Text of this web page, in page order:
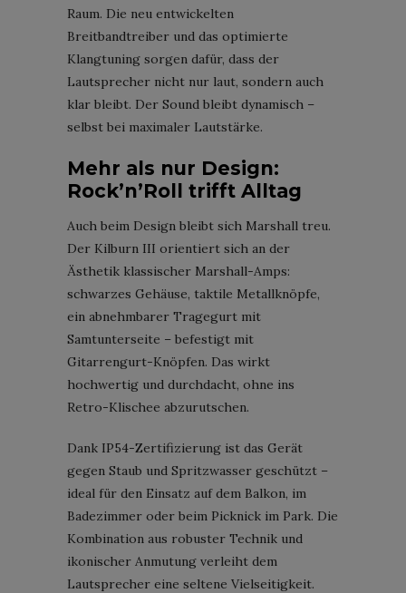
Raum. Die neu entwickelten
Breitbandtreiber und das optimierte
Klangtuning sorgen dafür, dass der
Lautsprecher nicht nur laut, sondern auch
klar bleibt. Der Sound bleibt dynamisch –
selbst bei maximaler Lautstärke.
Mehr als nur Design:
Rock’n’Roll trifft Alltag
Auch beim Design bleibt sich Marshall treu.
Der Kilburn III orientiert sich an der
Ästhetik klassischer Marshall-Amps:
schwarzes Gehäuse, taktile Metallknöpfe,
ein abnehmbarer Tragegurt mit
Samtunterseite – befestigt mit
Gitarrengurt-Knöpfen. Das wirkt
hochwertig und durchdacht, ohne ins
Retro-Klischee abzurutschen.
Dank IP54-Zertifizierung ist das Gerät
gegen Staub und Spritzwasser geschützt –
ideal für den Einsatz auf dem Balkon, im
Badezimmer oder beim Picknick im Park. Die
Kombination aus robuster Technik und
ikonischer Anmutung verleiht dem
Lautsprecher eine seltene Vielseitigkeit.